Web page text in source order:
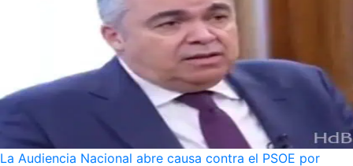
La Audiencia Nacional abre causa contra el PSOE por